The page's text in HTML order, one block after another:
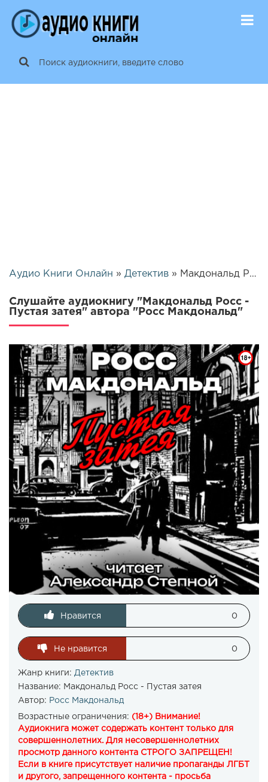
Аудио Книги Онлайн » Детектив » Макдональд Росс - Пустая затея | 7248
Слушайте аудиокнигу "Макдональд Росс -
Пустая затея" автора "Росс Макдональд"
Нравится 0
Не нравится 0
Жанр книги: Детектив
Название: Макдональд Росс - Пустая затея
Автор: Росс Макдональд
Возрастные ограничения: (18+) Внимание!
Аудиокнига может содержать контент только для
совершеннолетних. Для несовершеннолетних
просмотр данного контента СТРОГО ЗАПРЕЩЕН!
Если в книге присутствует наличие пропаганды ЛГБТ
и другого, запрещенного контента - просьба